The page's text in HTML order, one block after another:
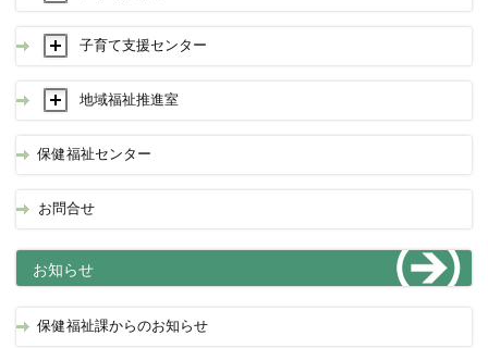
子育て支援センター
地域福祉推進室
保健福祉センター
お問合せ
お知らせ
保健福祉課からのお知らせ